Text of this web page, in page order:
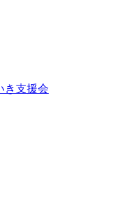
き支援会